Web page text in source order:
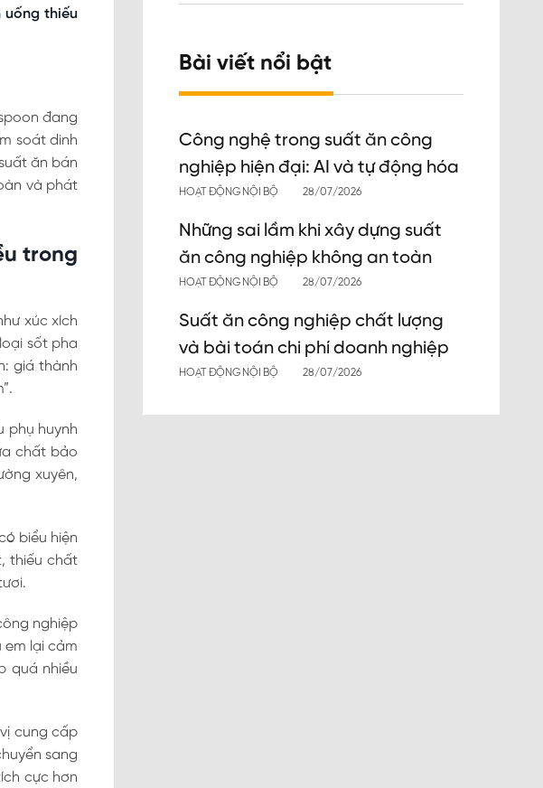
uống thiếu
đang
soát dinh
ăn bán
và phát
trong
xúc xích
sốt pha
giá thành
phụ huynh
chất bảo
xuyên,
biểu hiện
thiếu chất
nghiệp
em lại cảm
quá nhiều
cung cấp
sang
cực hơn
Bài viết nổi bật
Công nghệ trong suất ăn công
nghiệp hiện đại: AI và tự động hóa
HOẠT ĐỘNG NỘI BỘ 28/07/2026
Những sai lầm khi xây dựng suất
ăn công nghiệp không an toàn
HOẠT ĐỘNG NỘI BỘ 28/07/2026
Suất ăn công nghiệp chất lượng
và bài toán chi phí doanh nghiệp
HOẠT ĐỘNG NỘI BỘ 28/07/2026